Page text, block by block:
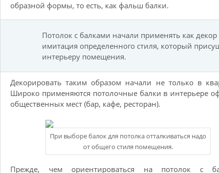
образной формы, то есть, как фальш балки.
Потолок с балками начали применять как
имитация определенного стиля, который
интерьеру помещения.
Декорировать таким образом начали не только в
Широко применяются потолочные балки в интерьере
общественных мест (бар, кафе, ресторан).
При выборе балок для потолка отталкиваться надо
от общего стиля помещения.
Прежде, чем ориентироваться на потолок с